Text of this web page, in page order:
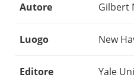
Autore Gilbert
Luogo New
Editore Yale